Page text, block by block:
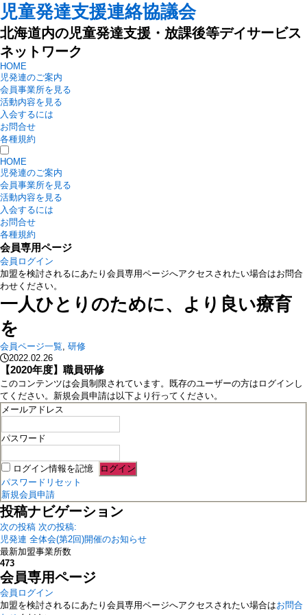
児童発達支援連絡協議会
北海道内の児童発達支援・放課後等デイサービス
ネットワーク
HOME
児発連のご案内
会員事業所を見る
活動内容を見る
入会するには
お問合せ
各種規約
HOME
児発連のご案内
会員事業所を見る
活動内容を見る
入会するには
お問合せ
各種規約
会員専用ページ
会員ログイン
加盟を検討されるにあたり会員専用ページへアクセスされたい場合はお問合
わせください。
一人ひとりのために、より良い療育
を
会員ページ一覧, 研修
2022.02.26
【2020年度】職員研修
このコンテンツは会員制限されています。既存のユーザーの方はログインし
てください。新規会員申請は以下より行ってください。
メールアドレス
パスワード
ログイン情報を記憶
パスワードリセット
新規会員申請
投稿ナビゲーション
次の投稿 次の投稿:
児発連 全体会(第2回)開催のお知らせ
最新加盟事業所数
473
会員専用ページ
会員ログイン
加盟を検討されるにあたり会員専用ページへアクセスされたい場合はお問合